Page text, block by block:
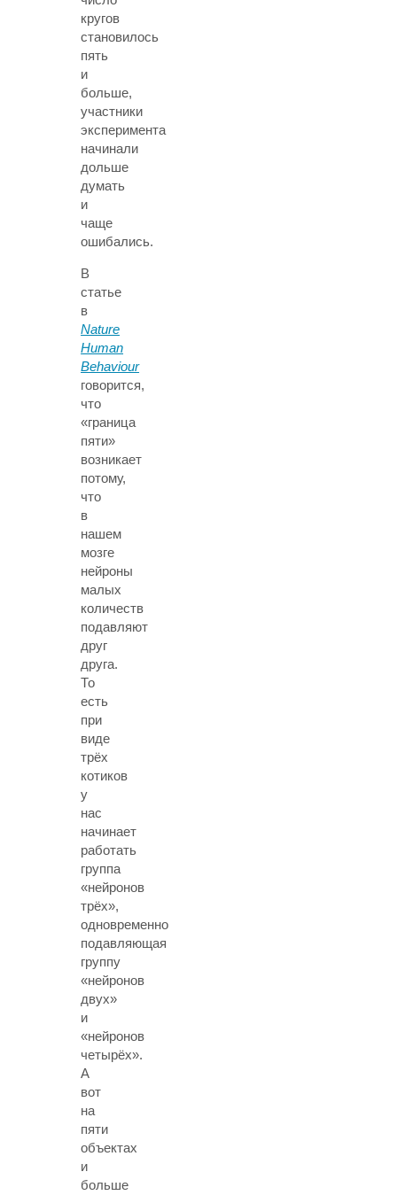
кругов
становилось
пять
и
больше,
участники
эксперимента
начинали
дольше
думать
и
чаще
ошибались.
В
статье
в
Nature
Human
Behaviour
говорится,
что
«граница
пяти»
возникает
потому,
что
в
нашем
мозге
нейроны
малых
количеств
подавляют
друг
друга.
То
есть
при
виде
трёх
котиков
у
нас
начинает
работать
группа
«нейронов
трёх»,
одновременно
подавляющая
группу
«нейронов
двух»
и
«нейронов
четырёх».
А
вот
на
пяти
объектах
и
больше